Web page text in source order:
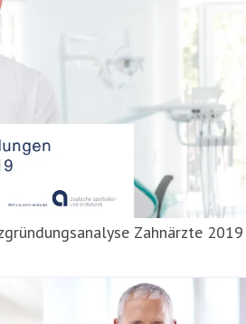
Zahnärzte 2019